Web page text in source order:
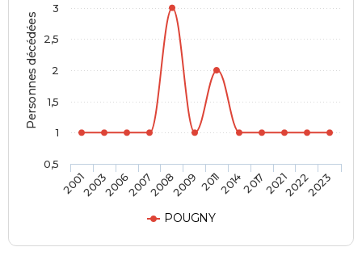
Personnes décédées
POUGNY
200120032006200720082009 201120142017202120222023
0,5
1
1,5
2
2,5
3